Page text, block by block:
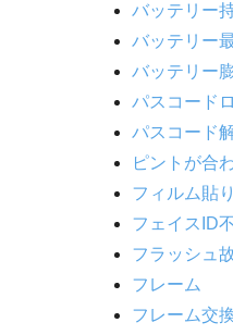
バッテリー
バッテリー
バッテリー
パスコード
パスコード
ピントが合
フィルム貼
フェイスID
フラッシュ
フレーム
フレーム交